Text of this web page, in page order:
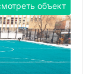
объект